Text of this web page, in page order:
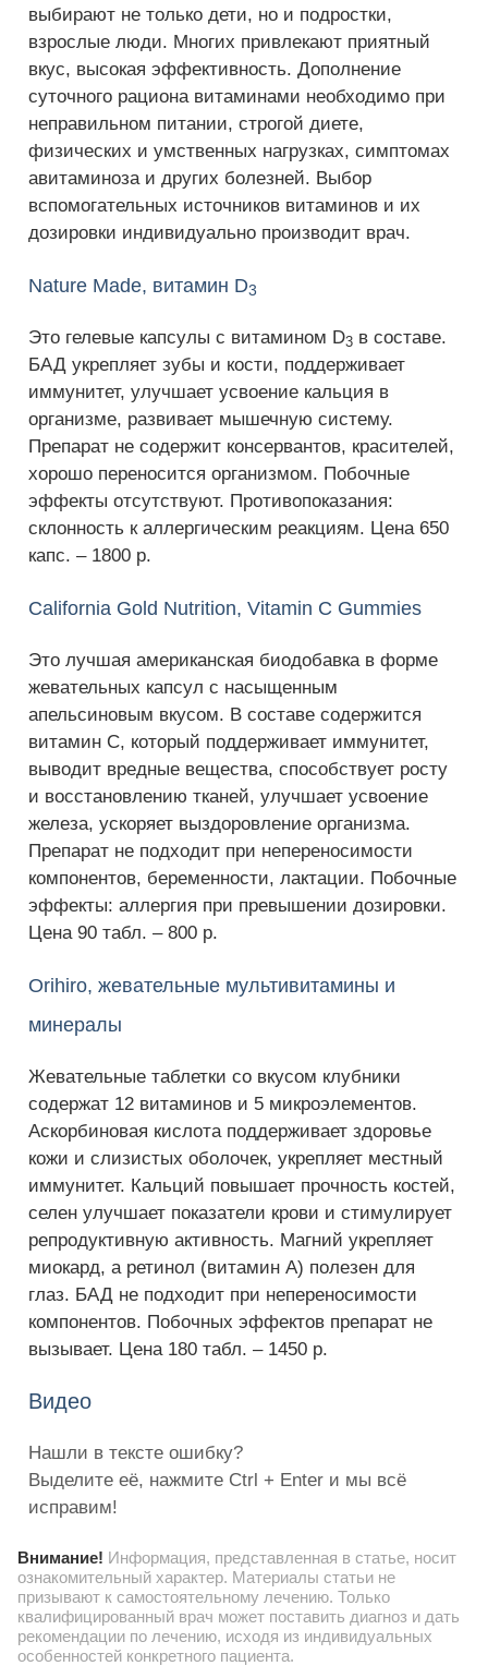
выбирают не только дети, но и подростки,
взрослые люди. Многих привлекают приятный
вкус, высокая эффективность. Дополнение
суточного рациона витаминами необходимо при
неправильном питании, строгой диете,
физических и умственных нагрузках, симптомах
авитаминоза и других болезней. Выбор
вспомогательных источников витаминов и их
дозировки индивидуально производит врач.
Nature Made, витамин D3
Это гелевые капсулы с витамином D3 в составе.
БАД укрепляет зубы и кости, поддерживает
иммунитет, улучшает усвоение кальция в
организме, развивает мышечную систему.
Препарат не содержит консервантов, красителей,
хорошо переносится организмом. Побочные
эффекты отсутствуют. Противопоказания:
склонность к аллергическим реакциям. Цена 650
капс. – 1800 р.
California Gold Nutrition, Vitamin C Gummies
Это лучшая американская биодобавка в форме
жевательных капсул с насыщенным
апельсиновым вкусом. В составе содержится
витамин С, который поддерживает иммунитет,
выводит вредные вещества, способствует росту
и восстановлению тканей, улучшает усвоение
железа, ускоряет выздоровление организма.
Препарат не подходит при непереносимости
компонентов, беременности, лактации. Побочные
эффекты: аллергия при превышении дозировки.
Цена 90 табл. – 800 р.
Orihiro, жевательные мультивитамины и
минералы
Жевательные таблетки со вкусом клубники
содержат 12 витаминов и 5 микроэлементов.
Аскорбиновая кислота поддерживает здоровье
кожи и слизистых оболочек, укрепляет местный
иммунитет. Кальций повышает прочность костей,
селен улучшает показатели крови и стимулирует
репродуктивную активность. Магний укрепляет
миокард, а ретинол (витамин A) полезен для
глаз. БАД не подходит при непереносимости
компонентов. Побочных эффектов препарат не
вызывает. Цена 180 табл. – 1450 р.
Видео
Нашли в тексте ошибку?
Выделите её, нажмите Ctrl + Enter и мы всё
исправим!
Внимание! Информация, представленная в статье, носит
ознакомительный характер. Материалы статьи не
призывают к самостоятельному лечению. Только
квалифицированный врач может поставить диагноз и дать
рекомендации по лечению, исходя из индивидуальных
особенностей конкретного пациента.